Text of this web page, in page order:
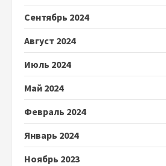
Сентябрь 2024
Август 2024
Июль 2024
Май 2024
Февраль 2024
Январь 2024
Ноябрь 2023